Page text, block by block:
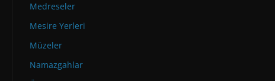
Medreseler
Mesire Yerleri
Müzeler
Namazgahlar